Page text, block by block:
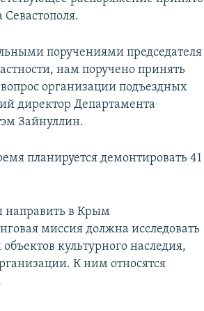
Севастополя.
поручениями председателя
нам поручено принять
организации подъездных
директор Департамента
Зайнуллин.
планируется демонтировать 41
направить в Крым
миссия должна исследовать
культурного наследия,
К ним относятся